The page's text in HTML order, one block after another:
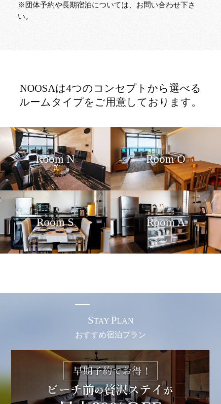
※団体予約や長期宿泊については、お問い合わせ下さ
い。
NOOSAは4つのコンセプトから選べる
ルームタイプをご用意しております。
Room N Room O
Room S Room A
STAY PLAN
おすすめ宿泊プラン